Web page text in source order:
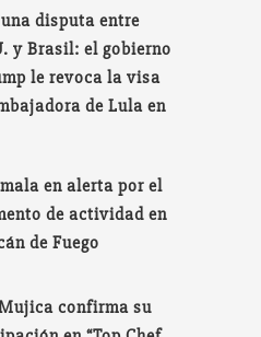
una disputa entre
y Brasil: el gobierno
le revoca la visa
de Lula en
en alerta por el
de actividad en
de Fuego
confirma su